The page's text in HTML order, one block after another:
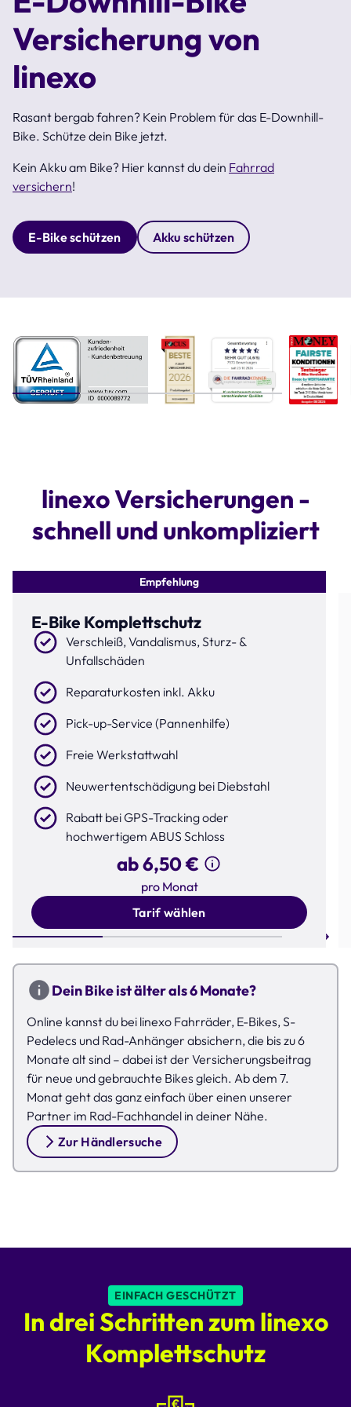
Versicherung von
linexo
Rasant bergab fahren? Kein Problem für das E-Downhill-
Bike. Schütze dein Bike jetzt.
Kein Akku am Bike? Hier kannst du dein Fahrrad
versichern!
E-Bike schützen Akku schützen
Step 1 of 4
linexo Versicherungen -
schnell und unkompliziert
Empfehlung
E-Bike Komplettschutz
Verschleiß, Vandalismus, Sturz- &
Unfallschäden
Reparaturkosten inkl. Akku
Pick-up-Service (Pannenhilfe)
Freie Werkstattwahl
Neuwertentschädigung bei Diebstahl
Rabatt bei GPS-Tracking oder
hochwertigem ABUS Schloss
ab 6,50 €
pro Monat
Tarif wählen
Dein Bike ist älter als 6 Monate?
Online kannst du bei linexo Fahrräder, E-Bikes, S-
Pedelecs und Rad-Anhänger absichern, die bis zu 6
Monate alt sind – dabei ist der Versicherungsbeitrag
für neue und gebrauchte Bikes gleich. Ab dem 7.
Monat geht das ganz einfach über einen unserer
Partner im Rad-Fachhandel in deiner Nähe.
Zur Händlersuche
EINFACH GESCHÜTZT
In drei Schritten zum linexo
Komplettschutz